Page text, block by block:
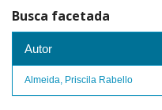
Busca facetada
Autor
Almeida, Priscila Rabello